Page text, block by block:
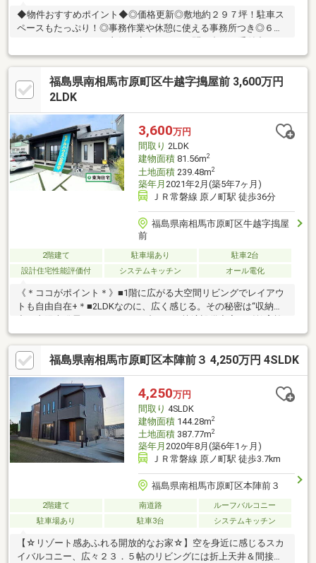
◆物件おすすめポイント◆◎価格更新◎敷地約２９７坪！駐車ス
ペースもたっぷり！◎事務作業や休憩に使える事務所つき◎６号
ID⇒@e-concept_2《ご案内》事前にご連絡頂けるとお問合わせ物
件も含め、お客様の条件に合う物件をご紹介致します。当日のご
内覧も対応しておりますので、お気軽にご相談ください。これか
ら住宅を探し始める方や、何から始めていいか分からない方で
不安やご要望など、経験豊富なスタッフが対応致します！
福島県南相馬市原町区牛越字搗屋前 3,600万円
2LDK
3,600万円
間取り 2LDK
建物面積81.56m2
土地面積239.48m2
築年月 2021年2月(築5年7ヶ月)
ＪＲ常磐線 原ノ町駅 徒歩36分
福島県南相馬市原町区牛越字搗屋
前
2階建て 駐車場あり
駐車2台
設計住宅性能評価付
システムキッチン オール電化
《＊ココがポイント＊》■1階に広がる大空間リビングでレイアウ
トも自由自在+＊■2LDKなのに、広く感じる。その秘密は“収納
設》■石神第二小学校 徒歩15分(1149ｍ)■石神中学校 徒歩10分
(791ｍ)■よつば保育園 徒歩17分(1306ｍ)《生活施設》■イオンス
ーパーセンター 南相馬店 徒歩8分(603ｍ)■ミニストップ 原町石
神店 徒歩10分(774ｍ)■南相馬ジャスモール 徒歩13分(998m)■
南相馬市役所 車で4分(1455ｍ)
福島県南相馬市原町区本陣前３ 4,250万円 4SLDK
4,250万円
間取り 4SLDK
建物面積144.28m2
土地面積387.77m2
築年月 2020年8月(築6年1ヶ月)
ＪＲ常磐線 原ノ町駅 徒歩3.7km
福島県南相馬市原町区本陣前３
2階建て 南道路
ルーフバルコニー
駐車場あり
駐車3台 システムキッチン
【☆リゾート感あふれる開放的なお家☆】空を身近に感じるスカ
イバルコニー、広々２３．５帖のリビングには折上天井＆間接照